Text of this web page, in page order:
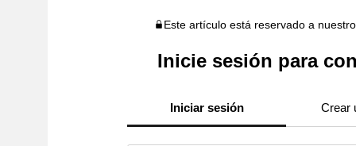
Este artículo está reservado a
Inicie sesión para
Iniciar sesión Crear